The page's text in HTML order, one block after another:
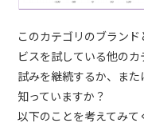
このカテゴリのブラン
ビスを試している他の
試みを継続するか、ま
知っていますか？
以下のことを考えてみて